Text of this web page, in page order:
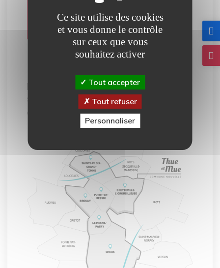
interactive
permet de découvrir tous les
services mis à votre disposition
dans la commune de Thue et Mue.
Ce site utilise des cookies
et vous donne le contrôle
sur ceux que vous
souhaitez activer
Tout accepter
Tout refuser
Personnaliser